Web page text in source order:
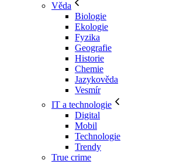
Věda
Biologie
Ekologie
Fyzika
Geografie
Historie
Chemie
Jazykověda
Vesmír
IT a technologie
Digital
Mobil
Technologie
Trendy
True crime